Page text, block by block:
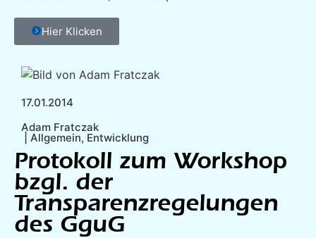
Hier Klicken
17.01.2014
Adam Fratczak
Allgemein, Entwicklung
Protokoll zum Workshop
bzgl. der
Transparenzregelungen
des GguG